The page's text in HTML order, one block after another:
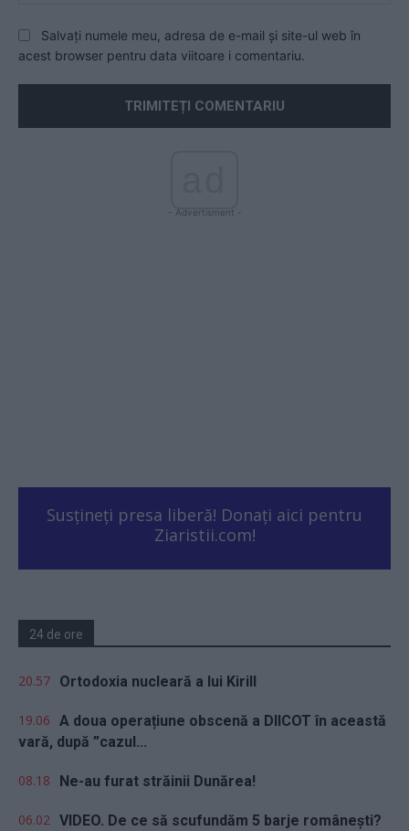
Salvați numele meu, adresa de e-mail și site-ul web în
acest browser pentru data viitoare i comentariu.
- Advertisment -
Susțineți presa liberă! Donați aici pentru
Ziaristii.com!
24 de ore
20.57 Ortodoxia nucleară a lui Kirill
19.06 A doua operațiune obscenă a DIICOT în această
vară, după ”cazul...
08.18 Ne-au furat străinii Dunărea!
06.02 VIDEO. De ce să scufundăm 5 barje românești?